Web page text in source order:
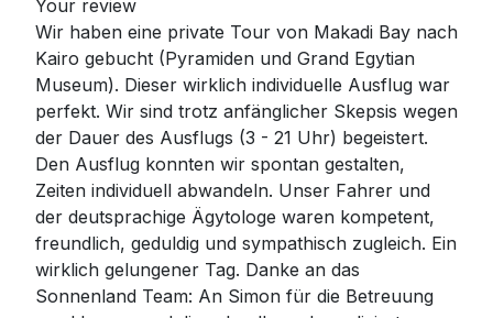
Your review
Wir haben eine private Tour von Makadi Bay nach
Kairo gebucht (Pyramiden und Grand Egytian
Museum). Dieser wirklich individuelle Ausflug war
perfekt. Wir sind trotz anfänglicher Skepsis wegen
der Dauer des Ausflugs (3 - 21 Uhr) begeistert.
Den Ausflug konnten wir spontan gestalten,
Zeiten individuell abwandeln. Unser Fahrer und
der deutsprachige Ägytologe waren kompetent,
freundlich, geduldig und sympathisch zugleich. Ein
wirklich gelungener Tag. Danke an das
Sonnenland Team: An Simon für die Betreuung